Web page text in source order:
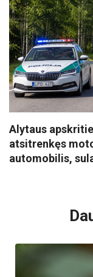
Alytaus
atsitrenkęs
automobilis,